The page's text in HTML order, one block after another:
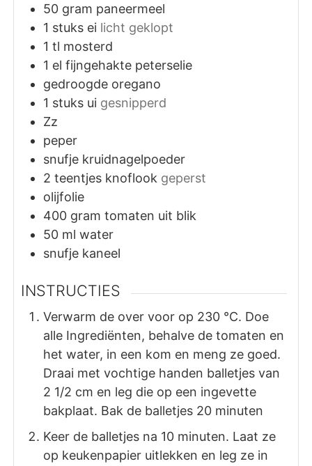
50 gram paneermeel
1 stuks ei licht geklopt
1 tl mosterd
1 el fijngehakte peterselie
gedroogde oregano
1 stuks ui gesnipperd
Zz
peper
snufje kruidnagelpoeder
2 teentjes knoflook geperst
olijfolie
400 gram tomaten uit blik
50 ml water
snufje kaneel
INSTRUCTIES
Verwarm de over voor op 230 °C. Doe
alle Ingrediënten, behalve de tomaten en
het water, in een kom en meng ze goed.
Draai met vochtige handen balletjes van
2 1/2 cm en leg die op een ingevette
bakplaat. Bak de balletjes 20 minuten
Keer de balletjes na 10 minuten. Laat ze
op keukenpapier uitlekken en leg ze in